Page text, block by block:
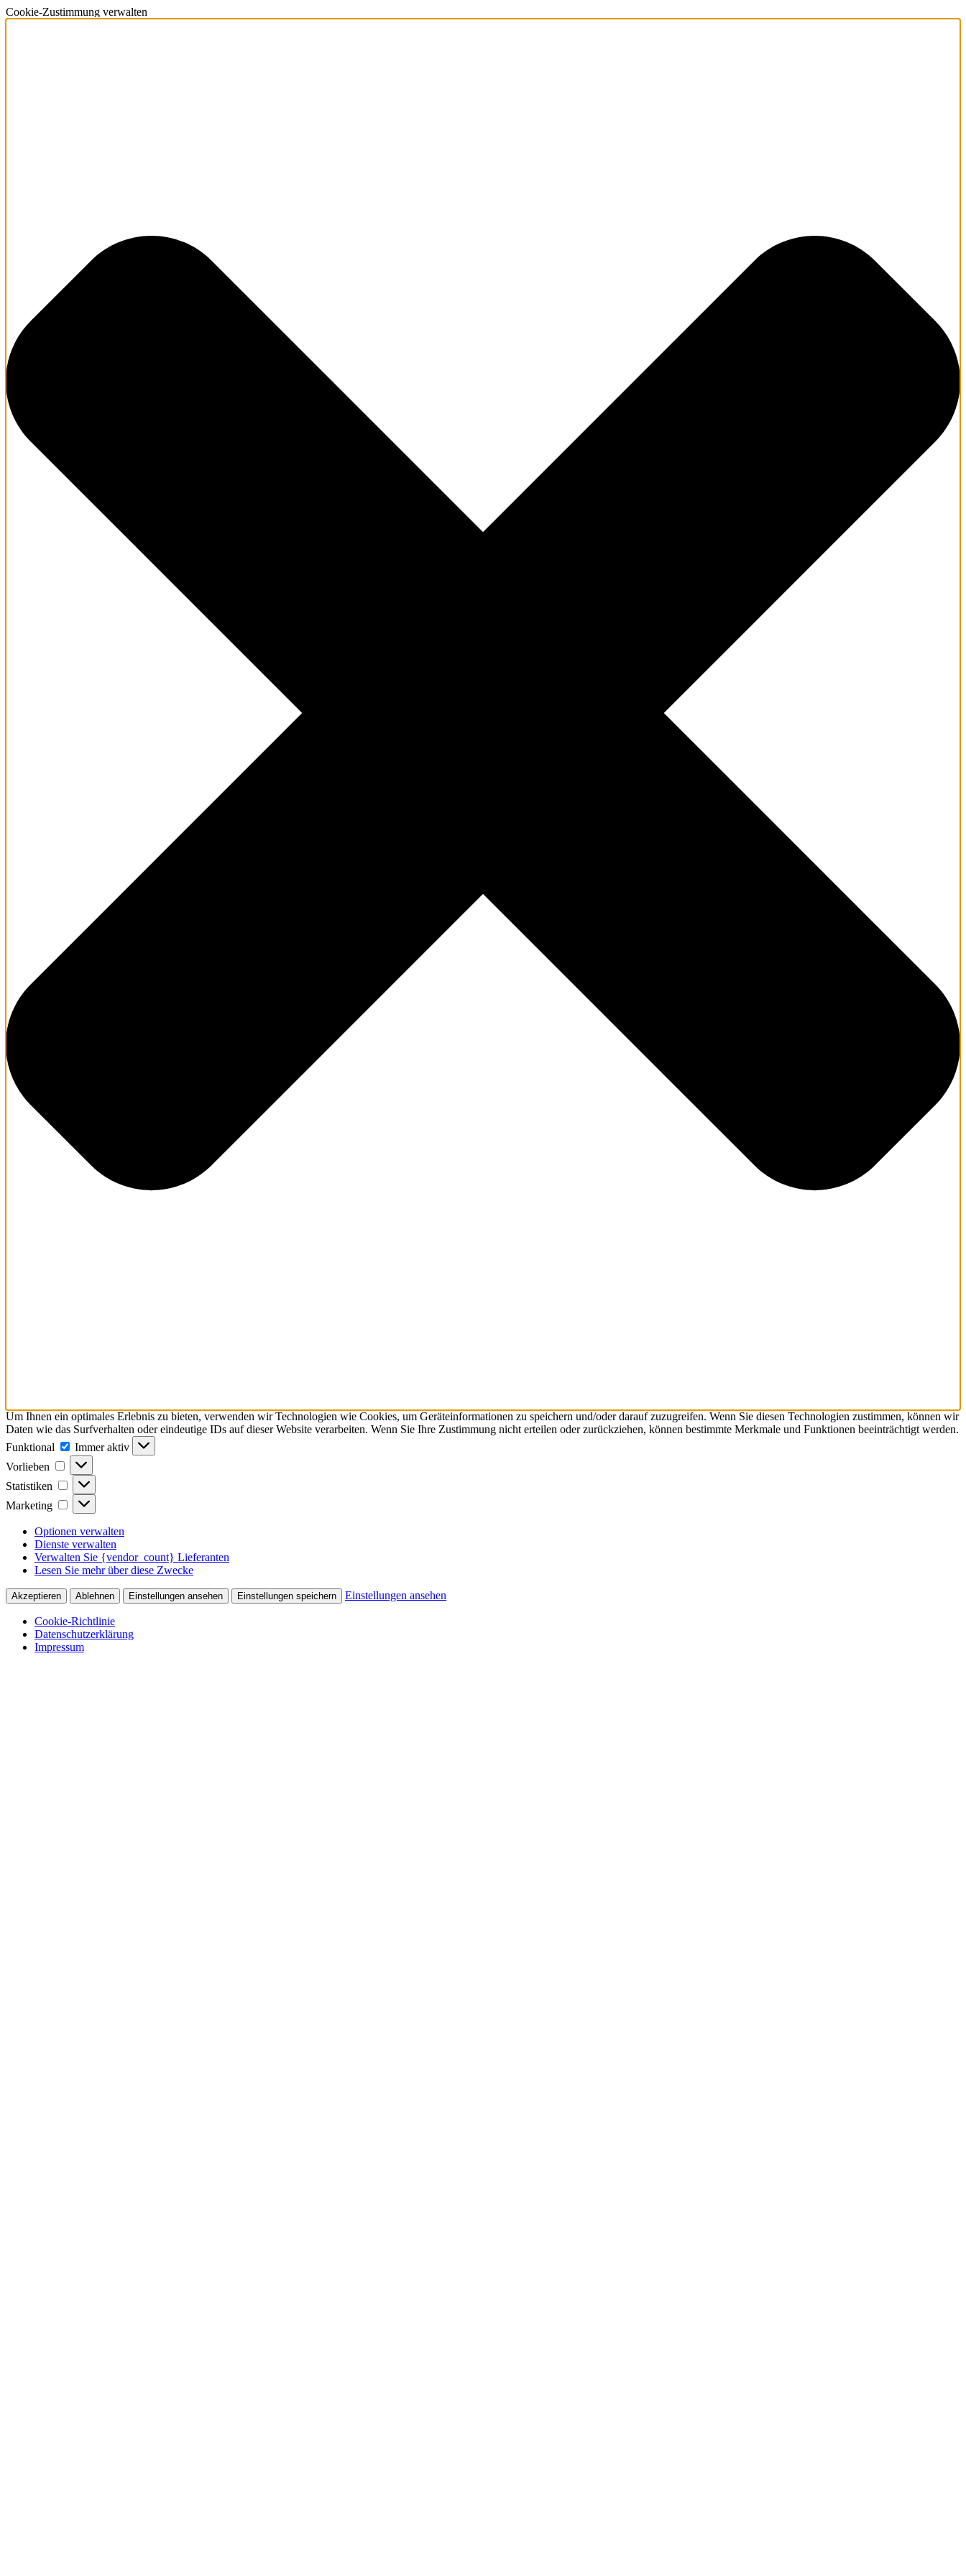
Cookie-Zustimmung verwalten
Um Ihnen ein optimales Erlebnis zu bieten, verwenden wir Technologien wie Cookies, um Geräteinformationen zu speichern und/oder darauf zuzugreifen. Wenn Sie diesen Technologien zustimmen, können wir
Daten wie das Surfverhalten oder eindeutige IDs auf dieser Website verarbeiten. Wenn Sie Ihre Zustimmung nicht erteilen oder zurückziehen, können bestimmte Merkmale und Funktionen beeinträchtigt werden.
Funktional
Funktional
Immer aktiv
Vorlieben
Vorlieben
Statistiken Statistiken
Marketing Marketing
Optionen verwalten
Dienste verwalten
Verwalten Sie {vendor_count} Lieferanten
Lesen Sie mehr über diese Zwecke
Akzeptieren Ablehnen Einstellungen ansehen Einstellungen speichern Einstellungen ansehen
Cookie-Richtlinie
Datenschutzerklärung
Impressum